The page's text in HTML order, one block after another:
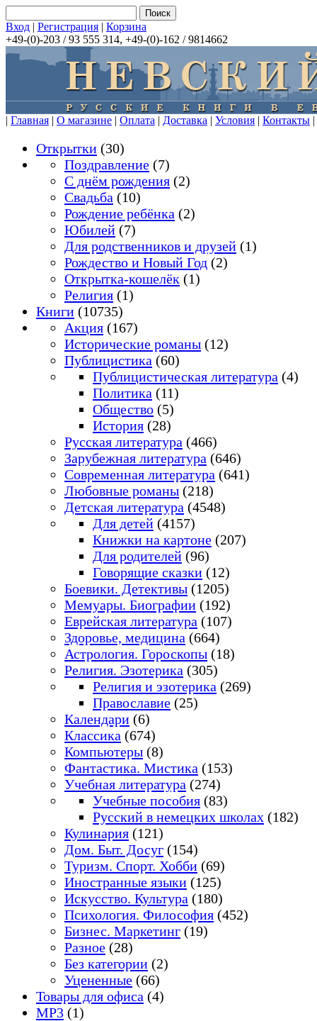
Вход | Регистрация | Корзина
+49-(0)-203 / 93 555 314, +49-(0)-162 / 9814662
| Главная | О магазине | Оплата | Доставка | Условия | Контакты |
Открытки (30)
Поздравление (7)
С днём рождения (2)
Свадьба (10)
Рождение ребёнка (2)
Юбилей (7)
Для родственников и друзей (1)
Рождество и Новый Год (2)
Открытка-кошелёк (1)
Религия (1)
Книги (10735)
Акция (167)
Исторические романы (12)
Публицистика (60)
Публицистическая литература (4)
Политика (11)
Общество (5)
История (28)
Русская литература (466)
Зарубежная литература (646)
Современная литература (641)
Любовные романы (218)
Детская литература (4548)
Для детей (4157)
Книжки на картоне (207)
Для родителей (96)
Говорящие сказки (12)
Боевики. Детективы (1205)
Мемуары. Биографии (192)
Еврейская литература (107)
Здоровье, медицина (664)
Астрология. Гороскопы (18)
Религия. Эзотерика (305)
Религия и эзотерика (269)
Православие (25)
Календари (6)
Классика (674)
Компьютеры (8)
Фантастика. Мистика (153)
Учебная литература (274)
Учебные пособия (83)
Русский в немецких школах (182)
Кулинария (121)
Дом. Быт. Досуг (154)
Туризм. Спорт. Хобби (69)
Иностранные языки (125)
Искусство. Культура (180)
Психология. Философия (452)
Бизнес. Маркетинг (19)
Разное (28)
Без категории (2)
Уцененные (66)
Товары для офиса (4)
MP3 (1)